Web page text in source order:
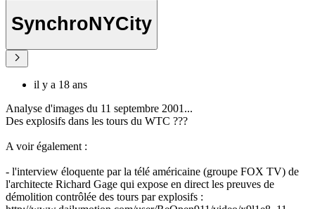
SynchroNYCity
il y a 18 ans
Analyse d'images du 11 septembre 2001...
Des explosifs dans les tours du WTC ???
A voir également :
- l'interview éloquente par la télé américaine (groupe FOX TV) de
l'architecte Richard Gage qui expose en direct les preuves de
démolition contrôlée des tours par explosifs :